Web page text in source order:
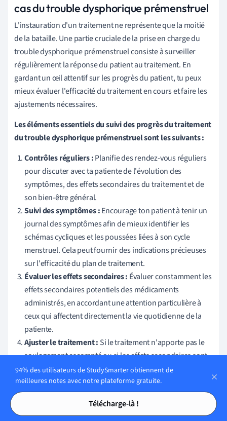
Tables des matières
Tables des matières
cas du trouble dysphorique prémenstruel
L'instauration d'un traitement ne représente que la moitié
de la bataille. Une partie cruciale de la prise en charge du
trouble dysphorique prémenstruel consiste à surveiller
régulièrement la réponse du patient au traitement. En
gardant un œil attentif sur les progrès du patient, tu peux
mieux évaluer l'efficacité du traitement en cours et faire les
ajustements nécessaires.
Les éléments essentiels du suivi des progrès du traitement
du trouble dysphorique prémenstruel sont les suivants :
Contrôles réguliers :Planifie des rendez-vous réguliers
pour discuter avec ta patiente de l'évolution des
symptômes, des effets secondaires du traitement et de
son bien-être général.
Suivi des symptômes :Encourage ton patient à tenir un
journal des symptômes afin de mieux identifier les
schémas cycliques et les poussées liées à son cycle
menstruel. Cela peut fournir des indications précieuses
sur l'efficacité du plan de traitement.
Évaluer les effets secondaires : Évaluer constamment les
effets secondaires potentiels des médicaments
administrés, en accordant une attention particulière à
ceux qui affectent directement la vie quotidienne de la
patiente.
Ajuster le traitement : Si le traitement n'apporte pas le
soulagement escompté ou si les effets secondaires sont
trop importants, réévaluer le plan de traitement et
procéder aux ajustements nécessaires.
Suivi des progrès du traitement du trouble
94% des utilisateurs de StudySmarter obtiennent de
meilleures notes avec notre plateforme gratuite.
Télécharge-là !